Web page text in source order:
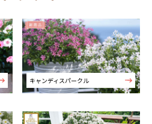
キャンディスパークル